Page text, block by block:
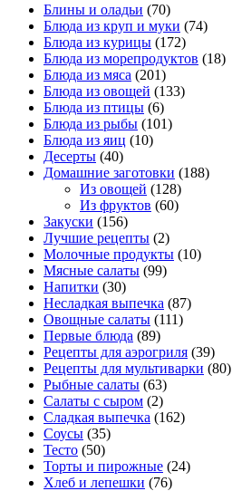
Блины и оладьи (70)
Блюда из круп и муки (74)
Блюда из курицы (172)
Блюда из морепродуктов (18)
Блюда из мяса (201)
Блюда из овощей (133)
Блюда из птицы (6)
Блюда из рыбы (101)
Блюда из яиц (10)
Десерты (40)
Домашние заготовки (188)
Из овощей (128)
Из фруктов (60)
Закуски (156)
Лучшие рецепты (2)
Молочные продукты (10)
Мясные салаты (99)
Напитки (30)
Несладкая выпечка (87)
Овощные салаты (111)
Первые блюда (89)
Рецепты для аэрогриля (39)
Рецепты для мультиварки (80)
Рыбные салаты (63)
Салаты с сыром (2)
Сладкая выпечка (162)
Соусы (35)
Тесто (50)
Торты и пирожные (24)
Хлеб и лепешки (76)